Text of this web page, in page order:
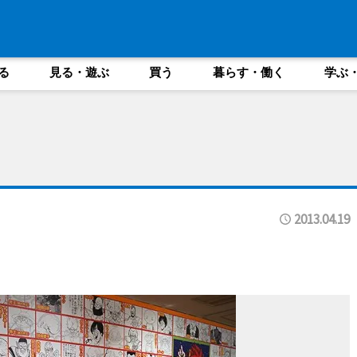
見る・遊ぶ 買う 暮らす・働く 学ぶ
2013.04.19